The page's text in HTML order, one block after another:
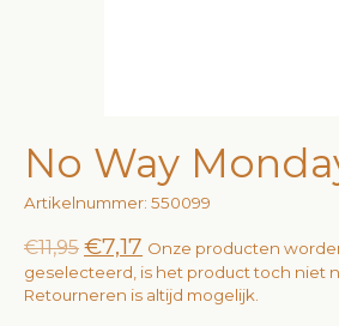
No Way
Artikelnummer: 550099
€11,95 €7,17 Onze producten
geselecteerd, is het product toch niet
Retourneren is altijd mogelijk.